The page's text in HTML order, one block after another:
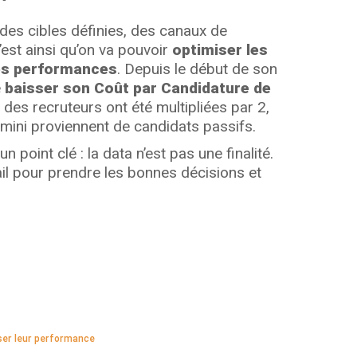
cibles définies, des canaux de
ainsi qu’on va pouvoir optimiser les
performances. Depuis le début de son
baisser son Coût par Candidature de
recruteurs ont été multipliées par 2,
proviennent de candidats passifs.
point clé : la data n’est pas une finalité.
pour prendre les bonnes décisions et
leur performance